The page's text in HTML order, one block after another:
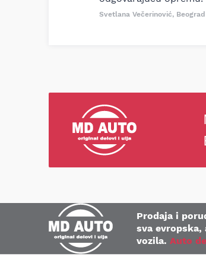
Svetlana Večerinović,
Prodaja i
sva
vozila. Auto